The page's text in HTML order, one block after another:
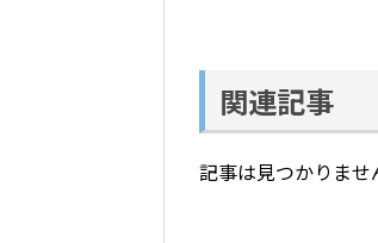
関連記事
記事は見つかりませ